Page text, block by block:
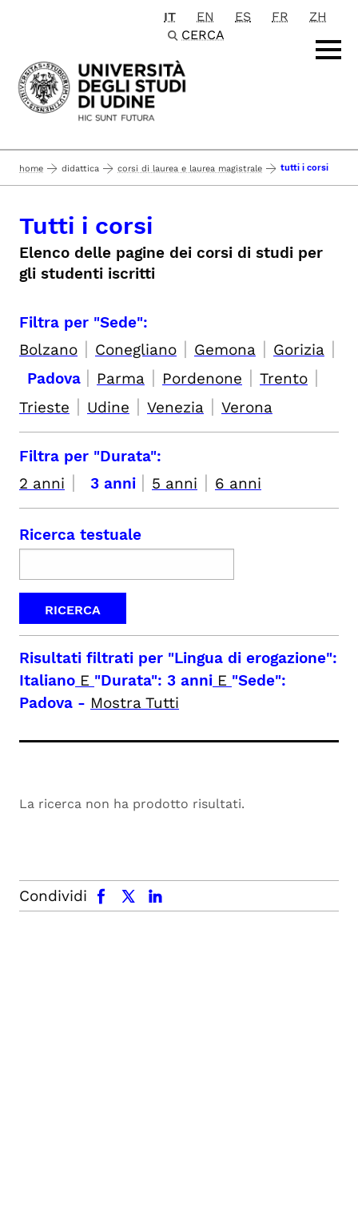
Passa al contenuto principale
IT EN ES FR
ZH
CERCA
home didattica corsi di laurea e laurea magistrale tutti i corsi
Tutti i corsi
Elenco delle pagine dei corsi di studi per
gli studenti iscritti
Filtra per "Sede":
Bolzano | Conegliano | Gemona | Gorizia |
Padova | Parma | Pordenone | Trento |
Trieste | Udine | Venezia | Verona
Filtra per "Durata":
2 anni | 3 anni | 5 anni | 6 anni
Ricerca testuale
Risultati filtrati per "Lingua di erogazione":
Italiano E "Durata": 3 anni E "Sede":
Padova - Mostra Tutti
La ricerca non ha prodotto risultati.
Condividi
facebook x.com linkedin